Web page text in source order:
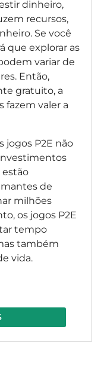
dinheiro,
recursos,
Se você
que explorar as
variar de
Então,
gratuito, a
fazem valer a
jogos P2E não
estão
de
milhões
os jogos P2E
tempo
também
vida.